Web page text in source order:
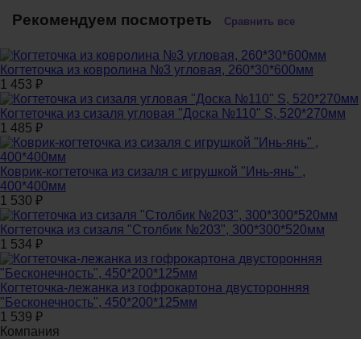
Рекомендуем посмотреть Сравнить все
Когтеточка из ковролина №3 угловая, 260*30*600мм
1 453 ₽
Когтеточка из сизаля угловая "Доска №110" S, 520*270мм
1 485 ₽
Коврик-когтеточка из сизаля с игрушкой "Инь-янь" ,
400*400мм
1 530 ₽
Когтеточка из сизаля "Столбик №203", 300*300*520мм
1 534 ₽
Когтеточка-лежанка из гофрокартона двусторонняя
"Бесконечность", 450*200*125мм
1 539 ₽
Компания